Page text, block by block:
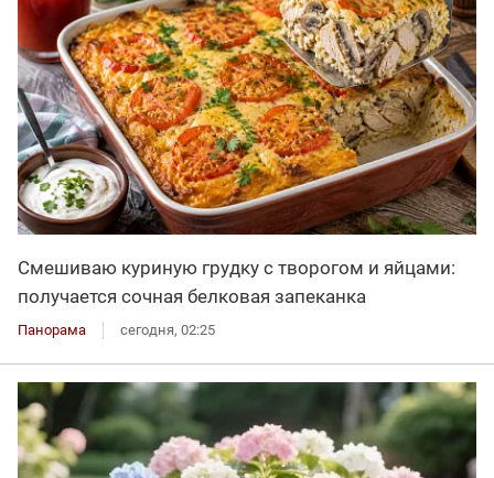
Смешиваю куриную грудку с творогом и яйцами:
получается сочная белковая запеканка
Панорама сегодня, 02:25